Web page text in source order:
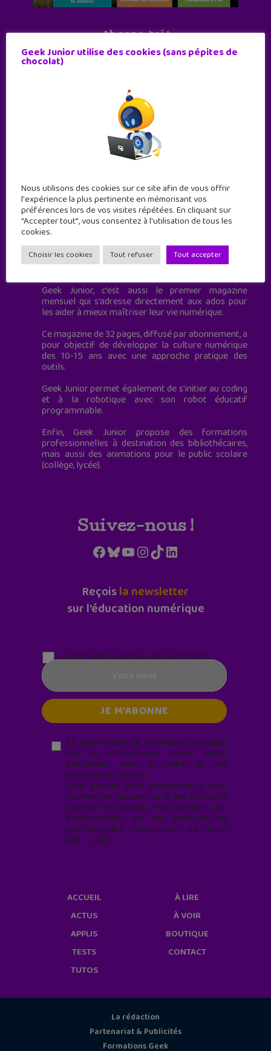
Abonne-toi !
11 numéros par an
JE M'ABONNE !
Geek Junior est le premier site de culture numérique
à destination des adolescents.
Geek Junior, c’est aussi le premier magazine
mensuel qui s’adresse directement aux ados pour
les aider à mieux maîtriser leur vie numérique.
Ce magazine de 32 pages, diffusé par abonnement, a
pour objectif de développer la culture numérique
des 10-15 ans avec une approche pratique des
outils.
Geek Junior permet également de s'initier au coding
et à la robotique avec son robot éducatif
programmable.
Enfin, Geek Junior propose des formations
professionnelles à destination des bibliothécaires,
mais aussi des animations pour le public scolaire
(collège, lycée).
Suivez-nous !
Facebook
Bluesky
YouTube
Instagram
TikTokLinkedIn
Reçoisla newsletter
sur l'éducation numérique
Parentalité numérique (le lundi matin)
En soumettant ce formulaire, j’accepte
que les informations saisies soient
exploitées* dans le cadre de ma
demande de contact.
Vous pouvez vous désabonner à tout
moment en cliquant sur le lien en bas de
page de nos emails. Pour obtenir plus
d'informations sur nos pratiques de
confidentialité, rendez-vous sur notre
site web
Geek Junior utilise des cookies (sans pépites de
chocolat)
Nous utilisons des cookies sur ce site afin de vous offrir
l'expérience la plus pertinente en mémorisant vos
préférences lors de vos visites répétées. En cliquant sur
"Accepter tout", vous consentez à l'utilisation de tous les
cookies.
Choisir les cookies Tout refuser Tout accepter
ACCUEIL
ACTUS
APPLIS
TESTS
TUTOS
À LIRE
À VOIR
BOUTIQUE
CONTACT
La rédaction
Partenariat & Publicités
Formations Geek